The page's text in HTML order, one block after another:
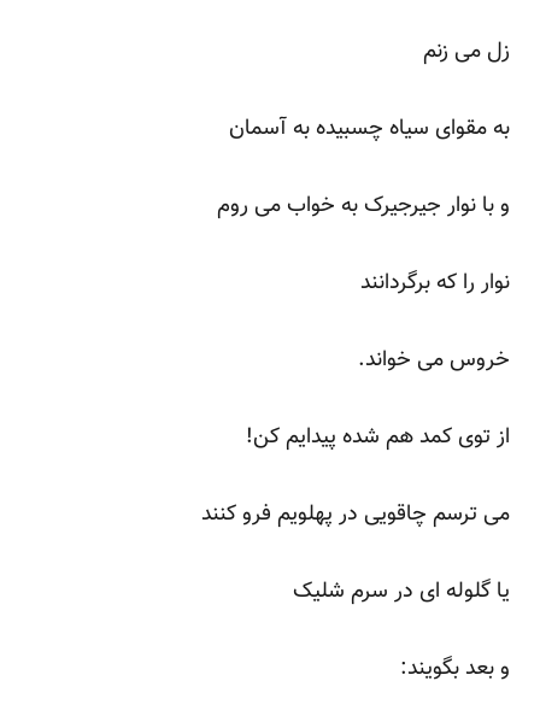
زل می زنم
به مقوای سیاه چسبیده به آسمان
و با نوار جیرجیرک به خواب می روم
نوار را که برگردانند
خروس می خواند.
از توی کمد هم شده پیدایم کن!
می ترسم چاقویی در پهلویم فرو کنند
یا گلوله ای در سرم شلیک
و بعد بگویند: